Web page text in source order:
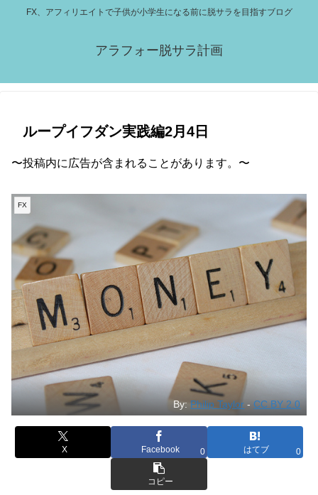
FX、アフィリエイトで子供が小学生になる前に脱サラを目指すブログ
アラフォー脱サラ計画
ループイフダン実践編2月4日
〜投稿内に広告が含まれることがあります。〜
FX
By: Philip Taylor -CC BY 2.0
X Facebook 0 はてブ 0
コピー